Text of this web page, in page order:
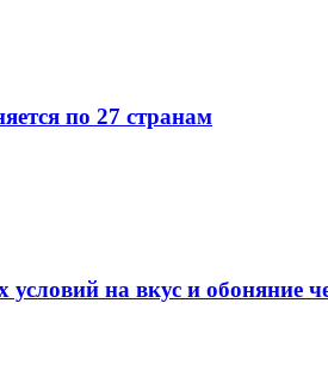
по 27 странам
на вкус и обоняние